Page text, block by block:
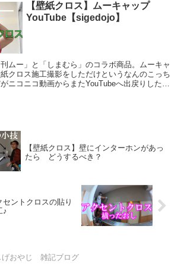
【壁紙クロス】ムーキャップ
YouTube【sigedojo】
ムー」と「しまむら」のコラボ商品。ムーキャ
クロス施工撮影をしただけというなんのこっち
ニコニコ動画からまたYouTubeへ出戻りしたと
【壁紙クロス】壁にインターホンがあっ
たら どうするべき？
セントクロスの貼り
♪
げおやじ 雑記ブログ